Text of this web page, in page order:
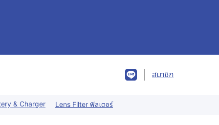
สมาชิก
& Charger Lens Filter ฟิลเตอร์